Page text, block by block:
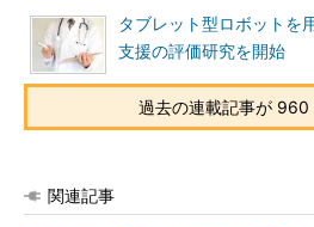
タブレット型ロボットを
支援の評価研究を開始
過去の連載記事が 960
関連記事